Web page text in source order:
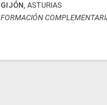
GIJÓN,ASTURIAS
FORMACIÓN